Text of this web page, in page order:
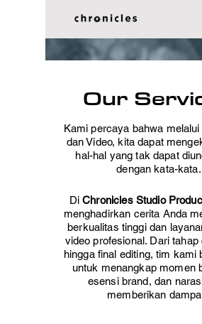
Our
Kami percaya bahwa
dan Video, kita dapat
hal-hal yang tak dapat
dengan kata-kata.
DiChronicles Studio
menghadirkan cerita Anda
berkualitas tinggi dan
video profesional. Dari tahap
hingga final editing, tim kami
untuk menangkap momen
esensi brand, dan
memberikan